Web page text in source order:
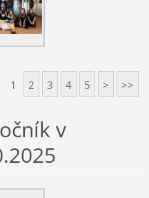
1 2 3 4 5 > >>
v